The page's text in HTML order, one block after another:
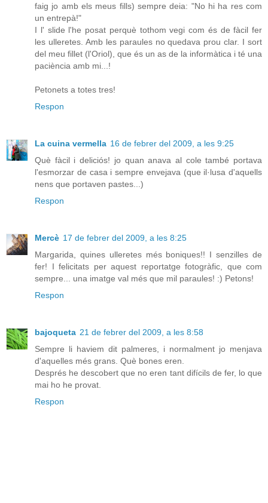
faig jo amb els meus fills) sempre deia: "No hi ha res com
un entrepà!"
I l' slide l'he posat perquè tothom vegi com és de fàcil fer
les ulleretes. Amb les paraules no quedava prou clar. I sort
del meu fillet (l'Oriol), que és un as de la informàtica i té una
paciència amb mi...!
Petonets a totes tres!
Respon
La cuina vermella 16 de febrer del 2009, a les 9:25
Què fàcil i deliciós! jo quan anava al cole també portava
l'esmorzar de casa i sempre envejava (que il·lusa d'aquells
nens que portaven pastes...)
Respon
Mercè 17 de febrer del 2009, a les 8:25
Margarida, quines ulleretes més boniques!! I senzilles de
fer! I felicitats per aquest reportatge fotogràfic, que com
sempre... una imatge val més que mil paraules! :) Petons!
Respon
bajoqueta 21 de febrer del 2009, a les 8:58
Sempre li haviem dit palmeres, i normalment jo menjava
d'aquelles més grans. Què bones eren.
Després he descobert que no eren tant difícils de fer, lo que
mai ho he provat.
Respon